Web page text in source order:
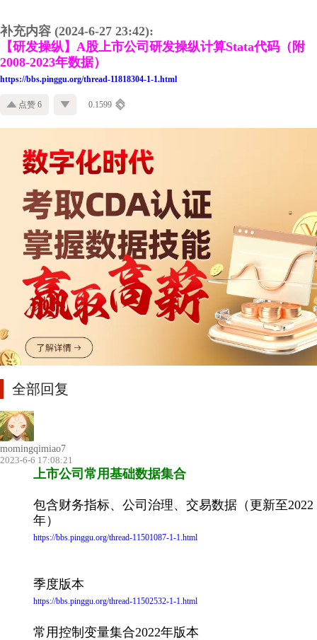
补充内容 (2024-6-27 23:42):
【研发操纵】A股上市公司研发操纵计算Stata代码（附
2008-2023年数据）
https://bbs.pinggu.org/thread-11818304-1-1.html
点赞 6 0.1599
全部回复
momingqimiao7
2023-6-6 17:08:21
上市公司常用基础数据集合
包含财务指标、公司治理、交易数据（更新至2022
年）
https://bbs.pinggu.org/thread-11501087-1-1.html
季度版本
https://bbs.pinggu.org/thread-11502532-1-1.html
常用控制变量集合2022年版本